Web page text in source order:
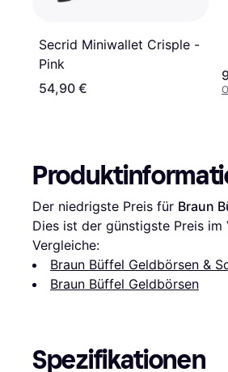
Secrid Miniwallet Crisple -
Pink
54,90 €
Der niedrigste Preis für Braun
Dies ist der günstigste Preis im
Vergleiche:
Braun Büffel Geldbörsen &
Braun Büffel Geldbörsen
Spezifikationen